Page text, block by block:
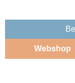
Webshop